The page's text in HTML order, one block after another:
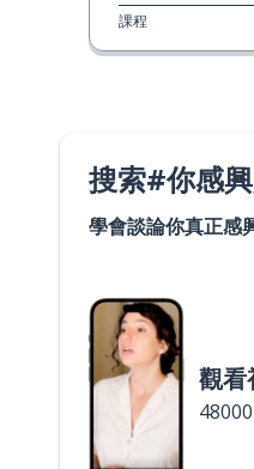
課程
搜索#你感
學會談論你真正感
觀看